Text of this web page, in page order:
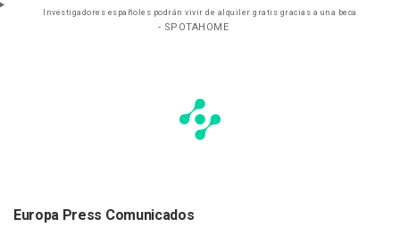
Investigadores españoles podrán vivir de alquiler gratis gracias a una beca
- SPOTAHOME
Europa Press Comunicados